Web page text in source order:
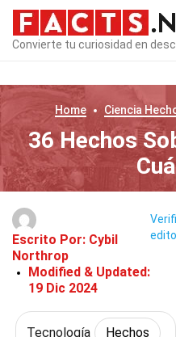
Convierte tu curiosidad en
Home Ciencia
36 Hechos
Escrito Por: Cybil
Northrop
Modified & Updated:
19 Dic 2024
Tecnología Hechos